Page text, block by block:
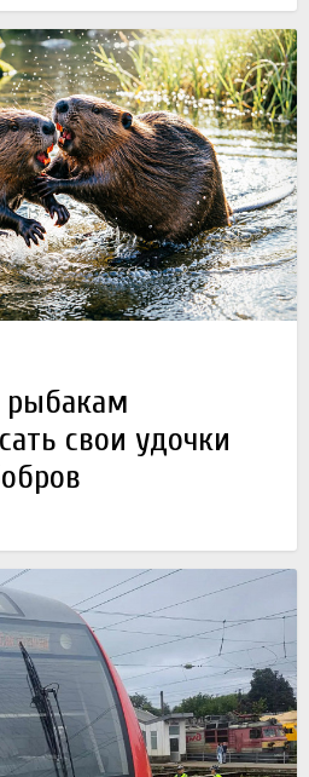
свои удочки